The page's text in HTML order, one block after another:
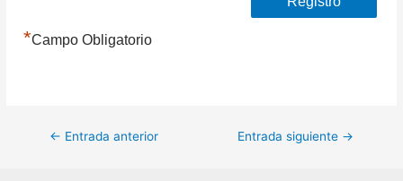
*Campo Obligatorio
Navegación
← Entrada anterior Entrada siguiente →